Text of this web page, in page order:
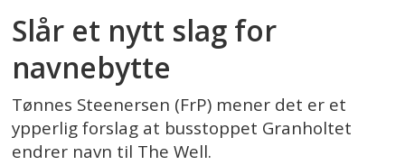
Slår et nytt slag for
navnebytte
Tønnes Steenersen (FrP) mener det er et
ypperlig forslag at busstoppet Granholtet
endrer navn til The Well.